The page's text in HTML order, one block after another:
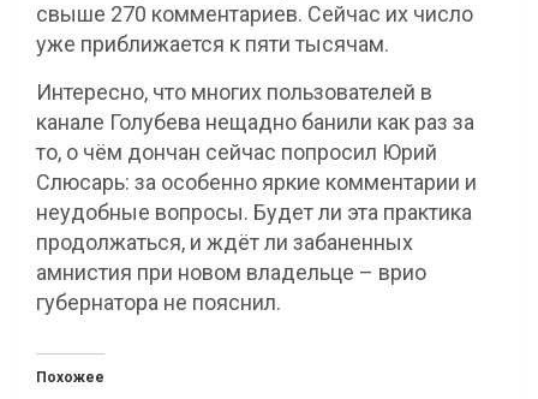
свыше 270 комментариев. Сейчас их число
уже приближается к пяти тысячам.
Интересно, что многих пользователей в
канале Голубева нещадно банили как раз за
то, о чём дончан сейчас попросил Юрий
Слюсарь: за особенно яркие комментарии и
неудобные вопросы. Будет ли эта практика
продолжаться, и ждёт ли забаненных
амнистия при новом владельце – врио
губернатора не пояснил.
Похожее